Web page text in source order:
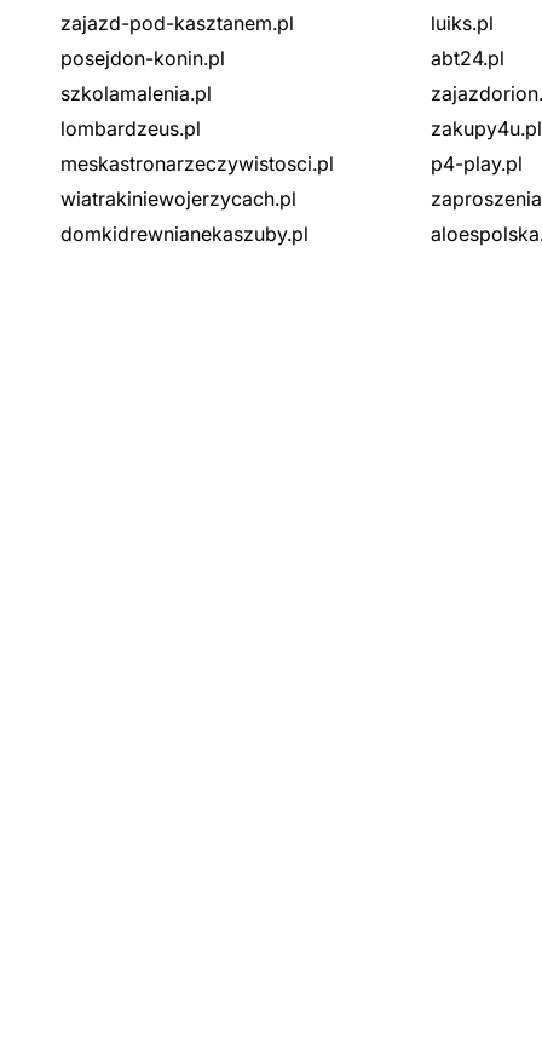
zajazd-pod-kasztanem.pl
posejdon-konin.pl
szkolamalenia.pl
lombardzeus.pl
meskastronarzeczywistosci.pl
wiatrakiniewojerzycach.pl
domkidrewnianekaszuby.pl
luiks.pl
abt24.pl
zakupy4u.pl
p4-play.pl